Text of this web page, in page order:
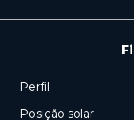
Perfil
Posição solar